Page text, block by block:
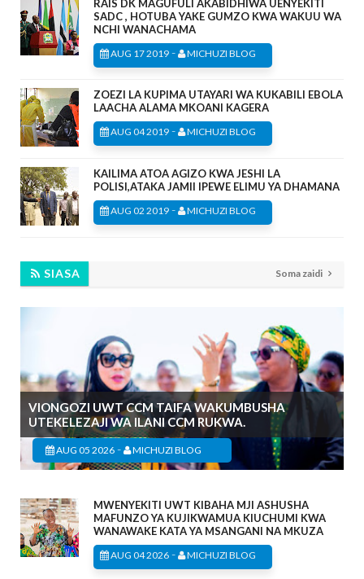
RAIS DK MAGUFULI AKABIDHIWA UENYEKITI
SADC , HOTUBA YAKE GUMZO KWA WAKUU WA
NCHI WANACHAMA
AUG 17 2019 - MICHUZI BLOG
ZOEZI LA KUPIMA UTAYARI WA KUKABILI EBOLA
LAACHA ALAMA MKOANI KAGERA
AUG 04 2019 - MICHUZI BLOG
KAILIMA ATOA AGIZO KWA JESHI LA
POLISI,ATAKA JAMII IPEWE ELIMU YA DHAMANA
AUG 02 2019 - MICHUZI BLOG
SIASA Soma zaidi
VIONGOZI UWT CCM TAIFA WAKUMBUSHA
UTEKELEZAJI WA ILANI CCM RUKWA.
AUG 05 2026 - MICHUZI BLOG
MWENYEKITI UWT KIBAHA MJI ASHUSHA
MAFUNZO YA KUJIKWAMUA KIUCHUMI KWA
WANAWAKE KATA YA MSANGANI NA MKUZA
AUG 04 2026 - MICHUZI BLOG